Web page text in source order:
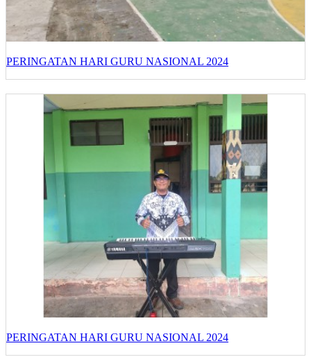
PERINGATAN HARI GURU NASIONAL 2024
PERINGATAN HARI GURU NASIONAL 2024